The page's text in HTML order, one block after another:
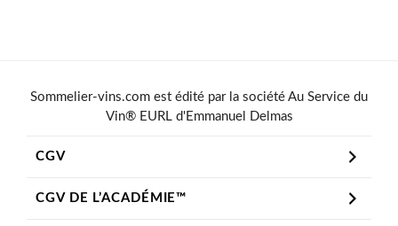
Sommelier-vins.com est édité par la société Au Service du
Vin® EURL d'Emmanuel Delmas
CGV
CGV DE L’ACADÉMIE™